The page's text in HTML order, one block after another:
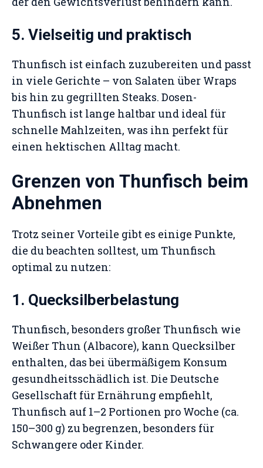
5. Vielseitig und praktisch
Thunfisch ist einfach zuzubereiten und passt
in viele Gerichte – von Salaten über Wraps
bis hin zu gegrillten Steaks. Dosen-
Thunfisch ist lange haltbar und ideal für
schnelle Mahlzeiten, was ihn perfekt für
einen hektischen Alltag macht.
Grenzen von Thunfisch beim
Abnehmen
Trotz seiner Vorteile gibt es einige Punkte,
die du beachten solltest, um Thunfisch
optimal zu nutzen:
1. Quecksilberbelastung
Thunfisch, besonders großer Thunfisch wie
Weißer Thun (Albacore), kann Quecksilber
enthalten, das bei übermäßigem Konsum
gesundheitsschädlich ist. Die Deutsche
Gesellschaft für Ernährung empfiehlt,
Thunfisch auf 1–2 Portionen pro Woche (ca.
150–300 g) zu begrenzen, besonders für
Schwangere oder Kinder.